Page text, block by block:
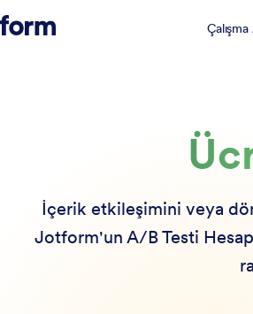
Çalışma
İçerik etkileşimini veya
Jotform'un A/B Testi